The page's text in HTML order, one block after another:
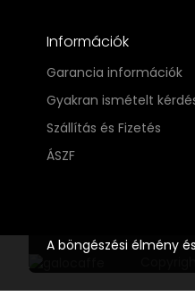
Információk
Garancia információk
Gyakran ismételt
Szállítás és Fizetés
ÁSZF
A böngészési élmény